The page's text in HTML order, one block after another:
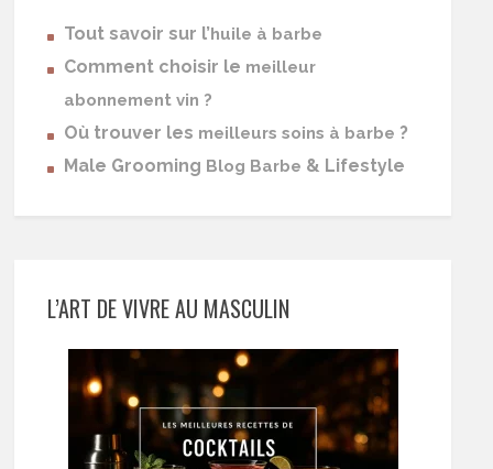
Tout savoir sur l’huile à barbe
Comment choisir le meilleur
abonnement vin ?
Où trouver les meilleurs soins à barbe ?
Male Grooming Blog Barbe & Lifestyle
L’ART DE VIVRE AU MASCULIN